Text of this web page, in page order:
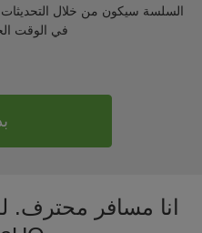
السلسة سيكون من خلال
في الوقت
انا مسافر محترف.